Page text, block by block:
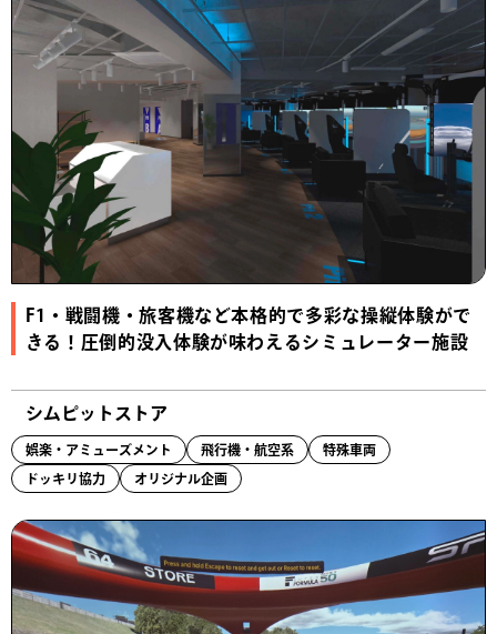
F1・戦闘機・旅客機など本格的で多彩な操縦体験がで
きる！圧倒的没入体験が味わえるシミュレーター施設
シムピットストア
娯楽・アミューズメント 飛行機・航空系 特殊車両
ドッキリ協力 オリジナル企画